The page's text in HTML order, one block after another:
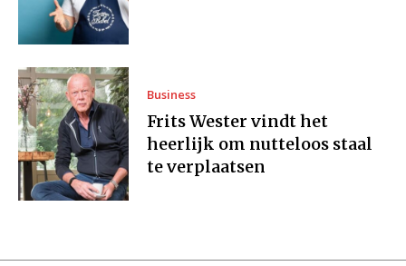
Business
Frits Wester vindt het
heerlijk om nutteloos staal
te verplaatsen